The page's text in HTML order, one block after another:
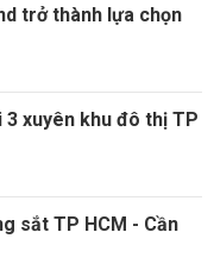
trở thành lựa chọn
xuyên khu đô thị TP
sắt TP HCM - Cần